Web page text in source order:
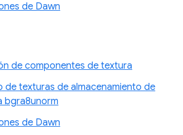
de Dawn
de componentes de textura
de texturas de almacenamiento de
bgra8unorm
de Dawn